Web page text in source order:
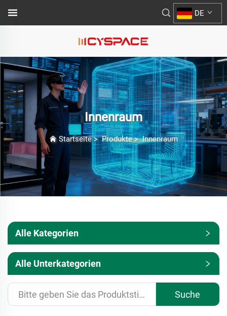
DE
Innenraum
Startseite>Produkte>Innenraum
Alle Kategorien
Alle Unterkategorien
Suche